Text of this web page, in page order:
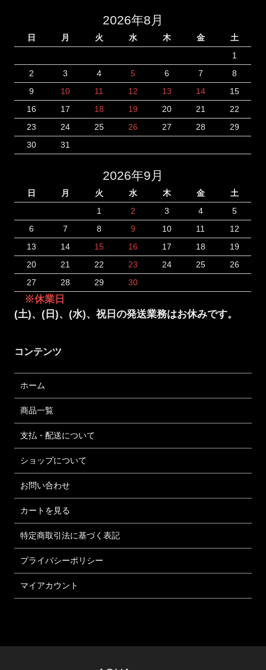
2026年8月
日 月 火 水 木 金
土
1
2
3 4 5 6 7
8
9
10 11 12 13 14
15
16
17 18 19 20 21
22
23
24 25 26 27 28
29
30
31
2026年9月
日 月 火 水 木 金
土
1
2 3 4
5
6
7 8 9 10 11
12
13
14 15 16 17 18
19
20
21 22 23 24 25
26
27
28 29 30
※休業日
(土)、(日)、(水)、祝日の発送業務はお休みです。
コンテンツ
ホーム
商品一覧
支払・配送について
ショップについて
お問い合わせ
カートを見る
特定商取引法に基づく表記
プライバシーポリシー
マイアカウント